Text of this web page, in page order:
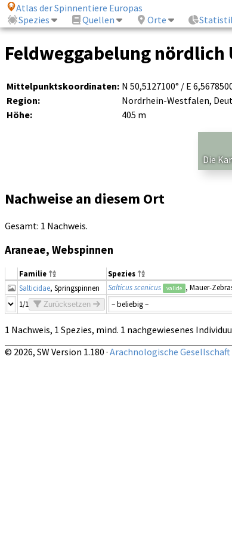
Atlas der Spinnentiere Europas
Spezies
Quellen Orte
Feldweggabelung
Mittelpunktskoordinaten: N 50,5127100° / E
Region:
Nordrhein-Westfalen,
Höhe:
405 m
Die
Nachweise an diesem Ort
Gesamt: 1 Nachweis.
Araneae, Webspinnen
Familie Spezies
Salticidae, Springspinnen Salticus scenicus valide , Mauer-
1/1
Zurücksetzen
1 Nachweis, 1 Spezies, mind. 1 nachgewiesenes
© 2026, SW Version 1.180 · Arachnologische Gesellschaft